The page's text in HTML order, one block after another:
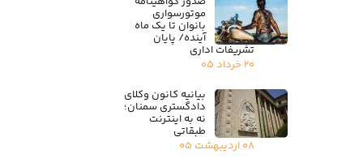
موتورسواری
بانوان تا یک ماه
آینده/ پایان
تشریفات اداری
۲۰ خرداد ۰۵
بیانیه کانون وکلای
دادگستری سمنان؛
نه به اینترنت
طبقاتی
۰۸ اردیبهشت ۰۵